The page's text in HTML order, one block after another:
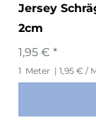
Jersey
2cm
1,95 € *
1 Meter | 1,95 € /